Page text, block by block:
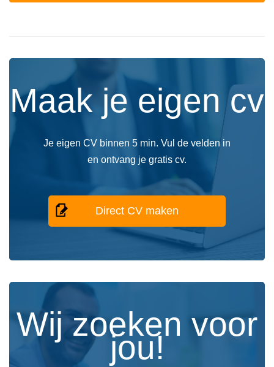
Maak je eigen cv
Je eigen CV binnen 5 min. Vul de velden in
en ontvang je gratis cv.
Direct CV maken
Wij zoeken voor
jou!